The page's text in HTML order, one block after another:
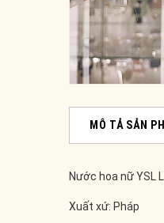
MÔ TẢ SẢN
Nước hoa nữ YSL
Xuất xứ: Pháp